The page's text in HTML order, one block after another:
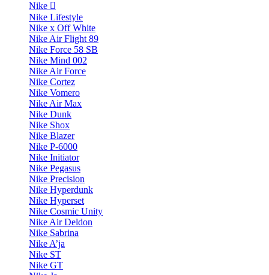
Nike
Nike Lifestyle
Nike x Off White
Nike Air Flight 89
Nike Force 58 SB
Nike Mind 002
Nike Air Force
Nike Cortez
Nike Vomero
Nike Air Max
Nike Dunk
Nike Shox
Nike Blazer
Nike P-6000
Nike Initiator
Nike Pegasus
Nike Precision
Nike Hyperdunk
Nike Hyperset
Nike Cosmic Unity
Nike Air Deldon
Nike Sabrina
Nike A’ja
Nike ST
Nike GT